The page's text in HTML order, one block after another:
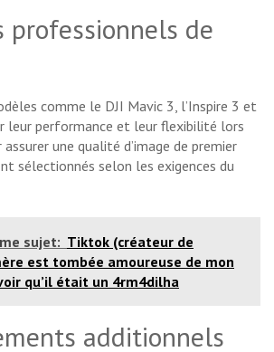
professionnels de
comme le DJI Mavic 3, l’Inspire 3 et
leur performance et leur flexibilité lors
une qualité d’image de premier
sélectionnés selon les exigences du
sujet: Tiktok (créateur de
est tombée amoureuse de mon
qu’il était un 4rm4dilha
additionnels